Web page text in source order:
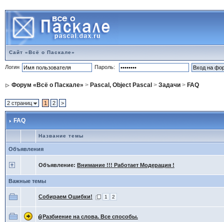
Сайт «Всё о Паскале»
Логин Пароль:
Форум «Всё о Паскале» > Pascal, Object Pascal > Задачи> FAQ
2 страниц 1 2 >
FAQ
Название темы
Объявления
Объявление: Внимание !!! Работает Модерация !
Важные темы
Собираем Ошибки! 1 2
Разбиение на слова. Все способы.